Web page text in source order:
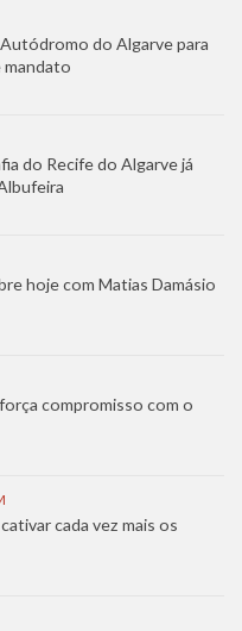
do Algarve para
mandato
do Recife do Algarve já
hoje com Matias Damásio
compromisso com o
cada vez mais os